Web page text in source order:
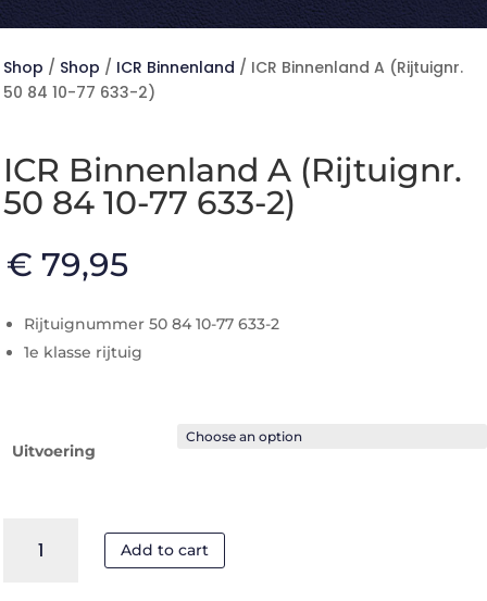
Shop / Shop / ICR Binnenland / ICR Binnenland A (Rijtuignr.
50 84 10-77 633-2)
ICR Binnenland A (Rijtuignr.
50 84 10-77 633-2)
€ 79,95
Rijtuignummer 50 84 10-77 633-2
1e klasse rijtuig
Uitvoering
Binnenland
Add to cart